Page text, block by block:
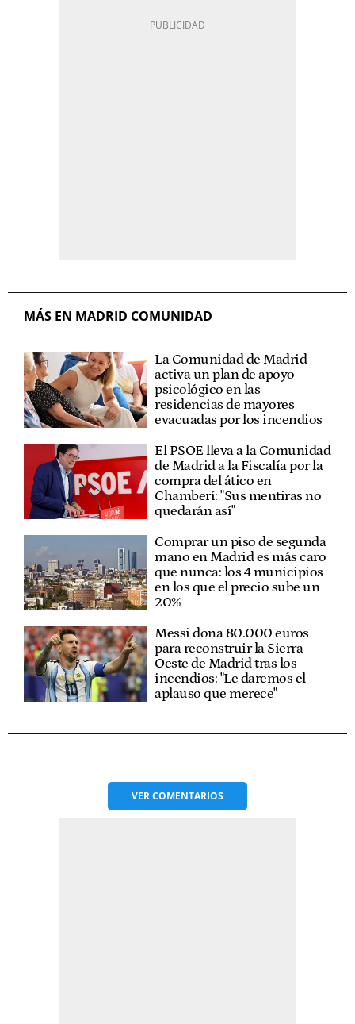
MÁS EN MADRID COMUNIDAD
La Comunidad de Madrid
activa un plan de apoyo
psicológico en las
residencias de mayores
evacuadas por los incendios
El PSOE lleva a la Comunidad
de Madrid a la Fiscalía por la
compra del ático en
Chamberí: "Sus mentiras no
quedarán así"
Comprar un piso de segunda
mano en Madrid es más caro
que nunca: los 4 municipios
en los que el precio sube un
20%
Messi dona 80.000 euros
para reconstruir la Sierra
Oeste de Madrid tras los
incendios: "Le daremos el
aplauso que merece"
VERCOMENTARIOS